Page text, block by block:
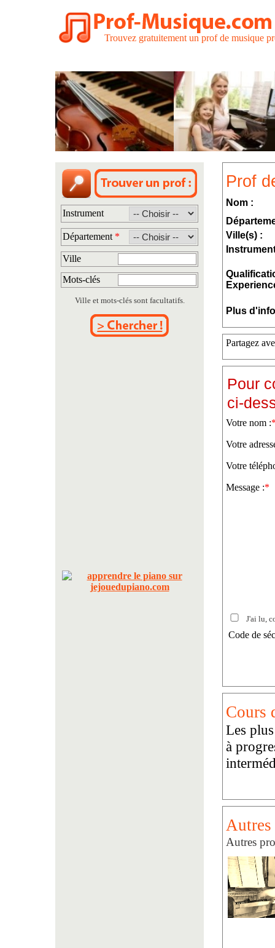
Trouvez gratuitement un prof de musique
Instrument
Département *
Ville
Mots-clés
Ville et mots-clés sont facultatifs.
Prof
Nom :
Ville(s) :
Plus
Partagez
Pour
ci-
Votre nom :
Votre
Votre
Message :*
J'ai lu,
Code de
Cours
Les
à
Autres